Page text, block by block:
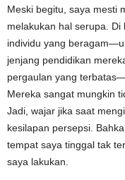
Meski begitu, saya mesti
melakukan hal serupa.
individu yang
jenjang pendidikan
pergaulan yang
Mereka sangat mungkin
Jadi, wajar jika saat
kesilapan persepsi.
tempat saya tinggal tak
saya lakukan.